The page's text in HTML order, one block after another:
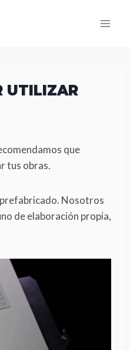
UTILIZAR
que
tus obras.
Nosotros
de elaboración propia,